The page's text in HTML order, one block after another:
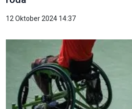
12 Oktober 2024 14:37